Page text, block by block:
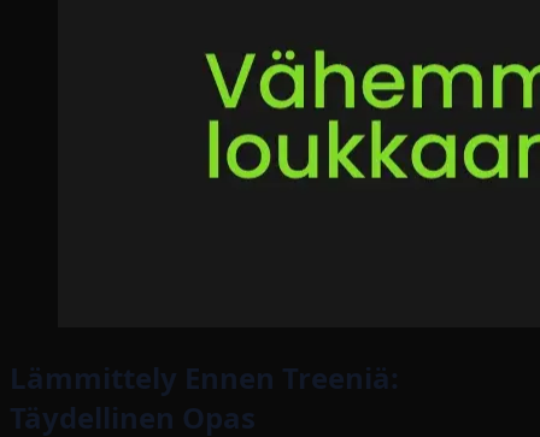
Lämmittely Ennen Treeniä:
Täydellinen Opas